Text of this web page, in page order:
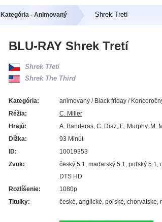
Kategória - Animovaný Shrek Tretí
BLU-RAY Shrek Tretí
Shrek Třetí
Shrek The Third
Kategória:
animovaný / Black friday /
Réžia:
C. Miller
Hrajú:
A. Banderas, C. Diaz, E. Murphy, M.
Dĺžka:
93 Minút
ID:
10019353
Zvuk:
český 5.1, maďarský 5.1, poľský 5.1,
DTS HD
Rozlíšenie:
1080p
Titulky:
české, anglické, poľské, chorvátske,